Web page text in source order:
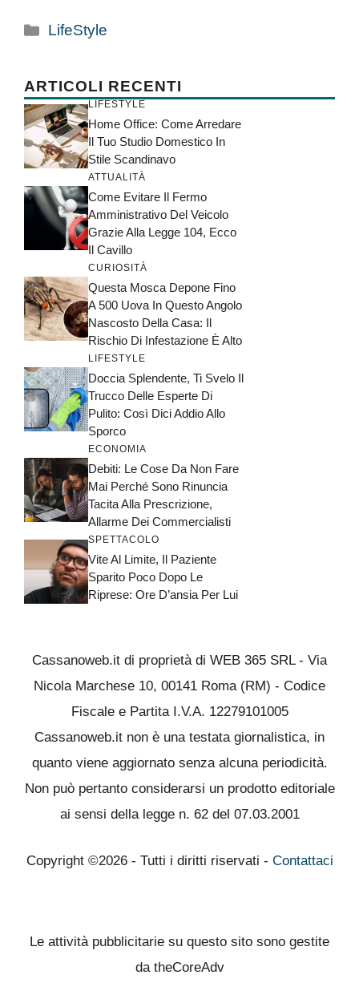
Categorie
LifeStyle
ARTICOLI RECENTI
LIFESTYLE
Home Office: Come Arredare
Il Tuo Studio Domestico In
Stile Scandinavo
ATTUALITÀ
Come Evitare Il Fermo
Amministrativo Del Veicolo
Grazie Alla Legge 104, Ecco
Il Cavillo
CURIOSITÀ
Questa Mosca Depone Fino
A 500 Uova In Questo Angolo
Nascosto Della Casa: Il
Rischio Di Infestazione È Alto
LIFESTYLE
Doccia Splendente, Ti Svelo Il
Trucco Delle Esperte Di
Pulito: Così Dici Addio Allo
Sporco
ECONOMIA
Debiti: Le Cose Da Non Fare
Mai Perché Sono Rinuncia
Tacita Alla Prescrizione,
Allarme Dei Commercialisti
SPETTACOLO
Vite Al Limite, Il Paziente
Sparito Poco Dopo Le
Riprese: Ore D’ansia Per Lui
Cassanoweb.it di proprietà di WEB 365 SRL - Via
Nicola Marchese 10, 00141 Roma (RM) - Codice
Fiscale e Partita I.V.A. 12279101005
Cassanoweb.it non è una testata giornalistica, in
quanto viene aggiornato senza alcuna periodicità.
Non può pertanto considerarsi un prodotto editoriale
ai sensi della legge n. 62 del 07.03.2001
Copyright ©2026 - Tutti i diritti riservati - Contattaci
Le attività pubblicitarie su questo sito sono gestite
da theCoreAdv